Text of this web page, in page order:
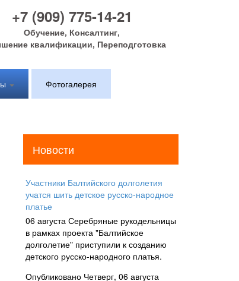
+7 (909) 775-14-21
Обучение, Консалтинг,
квалификации, Переподготовка
Фотогалерея
Новости
Участники Балтийского долголетия
учатся шить детское русско-народное
платье
06 августа Серебряные рукодельницы
в рамках проекта "Балтийское
долголетие" приступили к созданию
детского русско-народного платья.
Опубликовано Четверг, 06 августа